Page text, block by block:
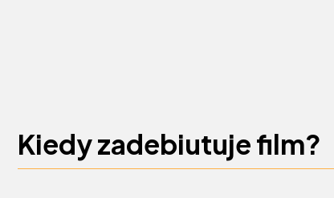
Kiedy zadebiutuje film?